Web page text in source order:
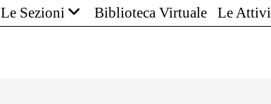
Le Sezioni Biblioteca Virtuale Le